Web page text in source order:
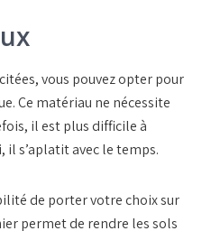
vous pouvez opter pour
Ce matériau ne nécessite
il est plus difficile à
il s’aplatit avec le temps.
de porter votre choix sur
permet de rendre les sols